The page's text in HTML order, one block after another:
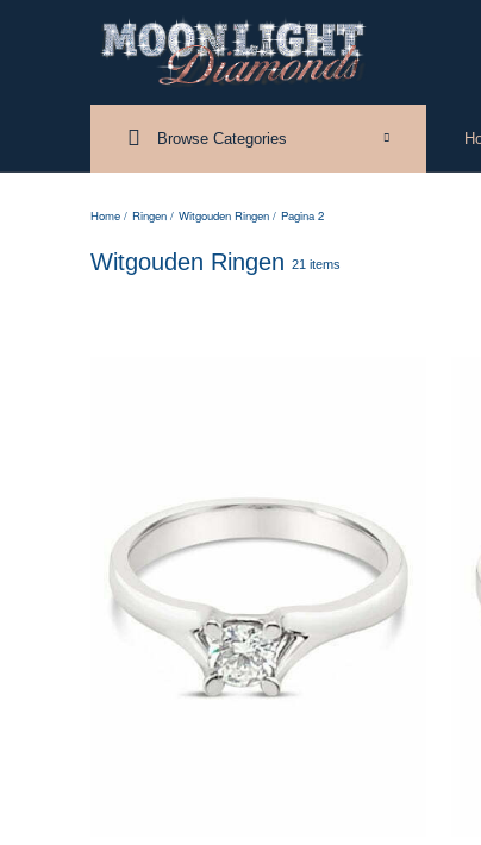
Browse Categories
Home / Ringen / Witgouden Ringen / Pagina 2
Witgouden Ringen 21 items